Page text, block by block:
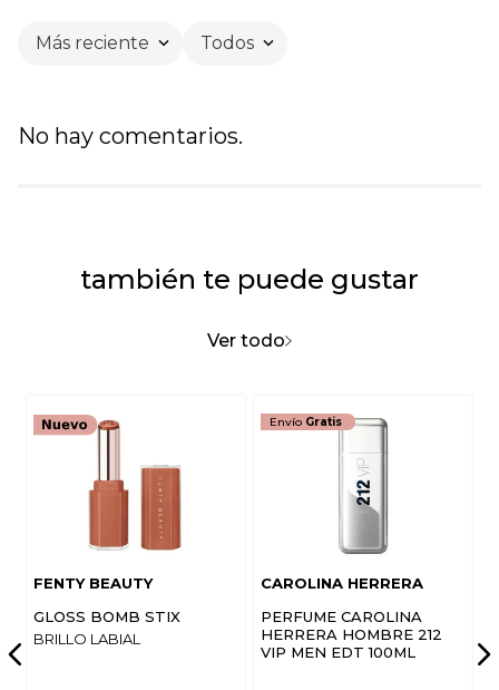
Más reciente Todos
No hay comentarios.
también te puede gustar
Ver todo
FENTY BEAUTY
GLOSS BOMB STIX
BRILLO LABIAL
Envío Gratis
CAROLINA HERRERA
PERFUME CAROLINA
HERRERA HOMBRE 212
VIP MEN EDT 100ML